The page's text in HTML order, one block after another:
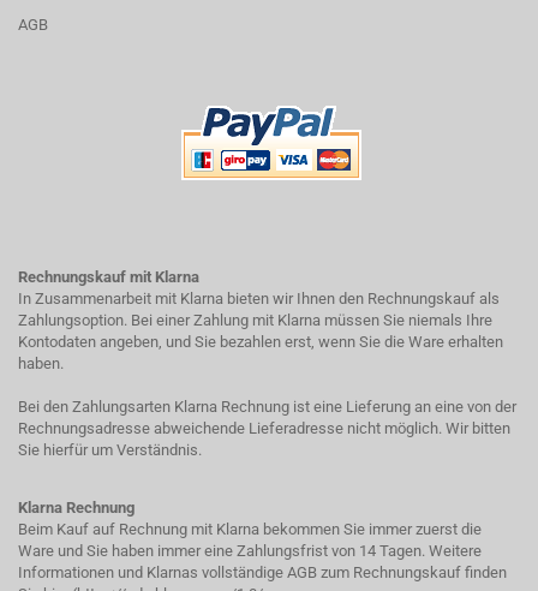
AGB
Rechnungskauf mit Klarna
In Zusammenarbeit mit Klarna bieten wir Ihnen den Rechnungskauf als
Zahlungsoption. Bei einer Zahlung mit Klarna müssen Sie niemals Ihre
Kontodaten angeben, und Sie bezahlen erst, wenn Sie die Ware erhalten
haben.
Bei den Zahlungsarten Klarna Rechnung ist eine Lieferung an eine von der
Rechnungsadresse abweichende Lieferadresse nicht möglich. Wir bitten
Sie hierfür um Verständnis.
Klarna Rechnung
Beim Kauf auf Rechnung mit Klarna bekommen Sie immer zuerst die
Ware und Sie haben immer eine Zahlungsfrist von 14 Tagen. Weitere
Informationen und Klarnas vollständige AGB zum Rechnungskauf finden